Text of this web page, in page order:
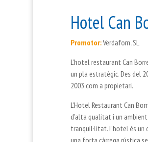
Hotel Can
Promotor:Verdaforn, SL
L’hotel restaurant Can
un pla estratègic. Des del
2003 com a propietari.
L’Hotel Restaurant Can
d’alta qualitat i un
tranquil·litat. L’hotel és
una forta càrrega rústica